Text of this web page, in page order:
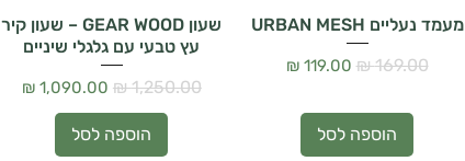
מעמד נעליים URBAN MESH
מחיר רגיל‏169.00 ‏₪ מחיר מבצע
הוספה לסל
שעון GEAR WOOD – שעון קיר
עץ טבעי עם גלגלי שיניים
מחיר רגיל‏1,250.00 ‏₪ מחיר מבצע
הוספה לסל